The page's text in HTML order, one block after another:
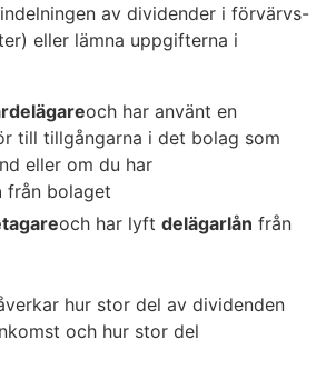
av dividender i förvärvs-
eller lämna uppgifterna i
och har använt en
till tillgångarna i det bolag som
eller om du har
från bolaget
och har lyft delägarlån från
hur stor del av dividenden
och hur stor del